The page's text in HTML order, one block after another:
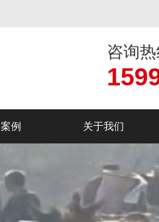
咨询
例 关于我们